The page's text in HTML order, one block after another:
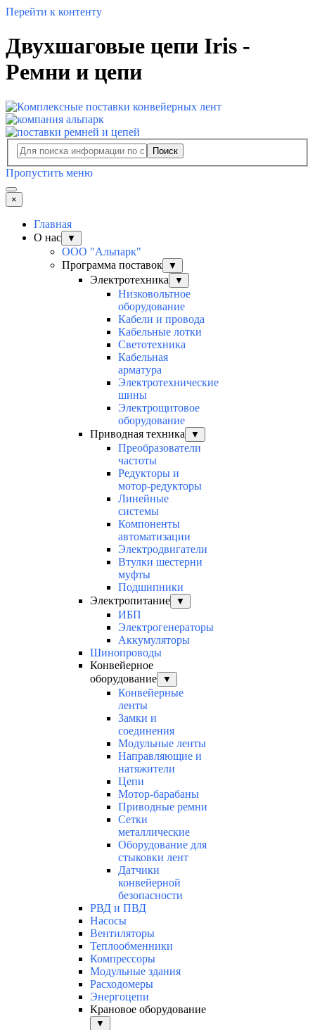
Перейти к контенту
Двухшаговые цепи Iris -
Ремни и цепи
Поиск
Пропустить меню
×
Главная
О нас
▼
ООО "Альпарк"
Программа поставок
▼
Электротехника ▼
Низковольтное
оборудование
Кабели и провода
Кабельные лотки
Светотехника
Кабельная
арматура
Электротехнические
шины
Электрощитовое
оборудование
Приводная техника
▼
Преобразователи
частоты
Редукторы и
мотор-редукторы
Линейные
системы
Компоненты
автоматизации
Электродвигатели
Втулки шестерни
муфты
Подшипники
Электропитание
▼
ИБП
Электрогенераторы
Аккумуляторы
Шинопроводы
Конвейерное
оборудование
▼
Конвейерные
ленты
Замки и
соединения
Модульные ленты
Направляющие и
натяжители
Цепи
Мотор-барабаны
Приводные ремни
Сетки
металлические
Оборудование для
стыковки лент
Датчики
конвейерной
безопасности
РВД и ПВД
Насосы
Вентиляторы
Теплообменники
Компрессоры
Модульные здания
Расходомеры
Энергоцепи
Крановое оборудование
▼